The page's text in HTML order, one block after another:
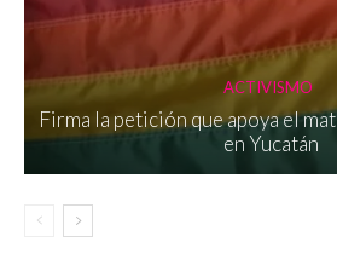
ACTIVISMO
Firma la petición que apoya el
en Yucatán